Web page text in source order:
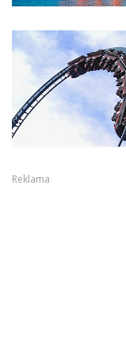
Reklama